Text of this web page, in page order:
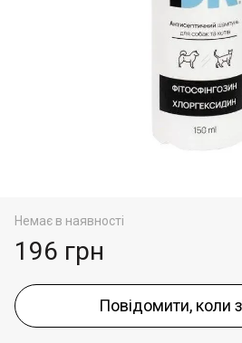
Немає в наявності
196 грн
Повідомити, коли